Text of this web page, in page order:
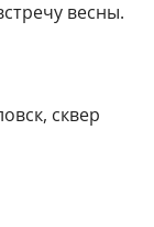
весны.
сквер